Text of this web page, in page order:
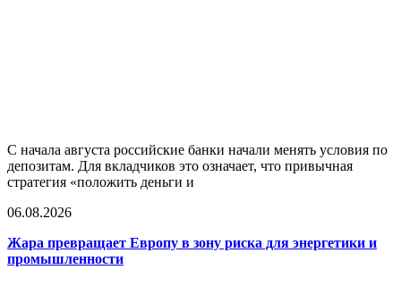
С начала августа российские банки начали менять условия по
депозитам. Для вкладчиков это означает, что привычная
стратегия «положить деньги и
06.08.2026
Жара превращает Европу в зону риска для энергетики и
промышленности